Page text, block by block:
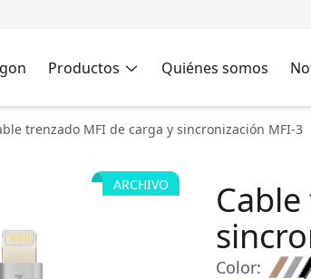
Productos Quiénes somos
trenzado MFI de carga y sincronización MFI-3
ARCHIVO
Color: